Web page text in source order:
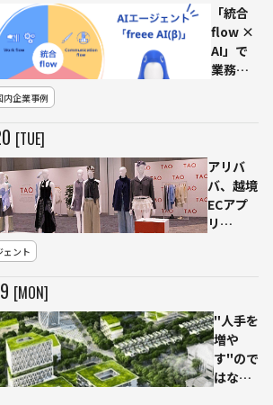
載の
「オ
ール
イン
で業
務改
革
ルを
即時
検索
「統合
flow ×
AI」で
業務の
ージェ
ント
「freee
AI（β
内企業事例
[TUE]
アリバ
バ、越境
ECアプ
リ
載 日本
市場向け
に個別最
適化を強
ェント
[MON]
"人手を
増や
す"ので
はな